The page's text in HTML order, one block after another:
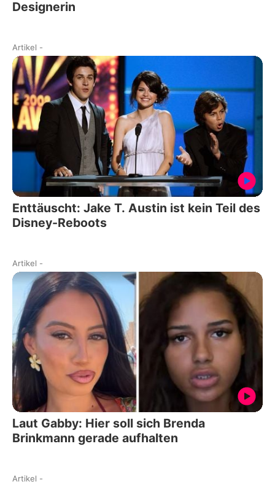
Designerin
Artikel -
Enttäuscht: Jake T. Austin ist kein Teil des
Disney-Reboots
Artikel -
Laut Gabby: Hier soll sich Brenda
Brinkmann gerade aufhalten
Artikel -